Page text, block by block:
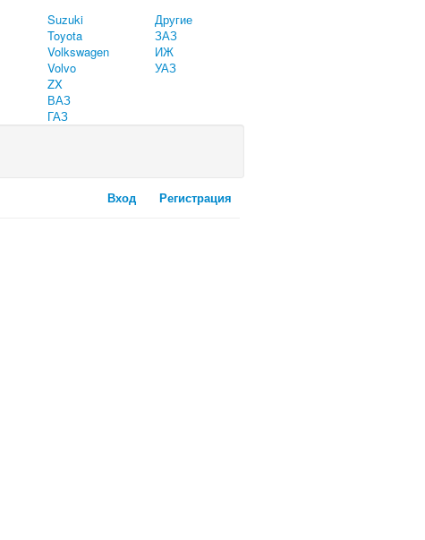
Suzuki
Toyota
Volkswagen
Volvo
ZX
ВАЗ
ГАЗ
Другие
ЗАЗ
ИЖ
УАЗ
Вход Регистрация